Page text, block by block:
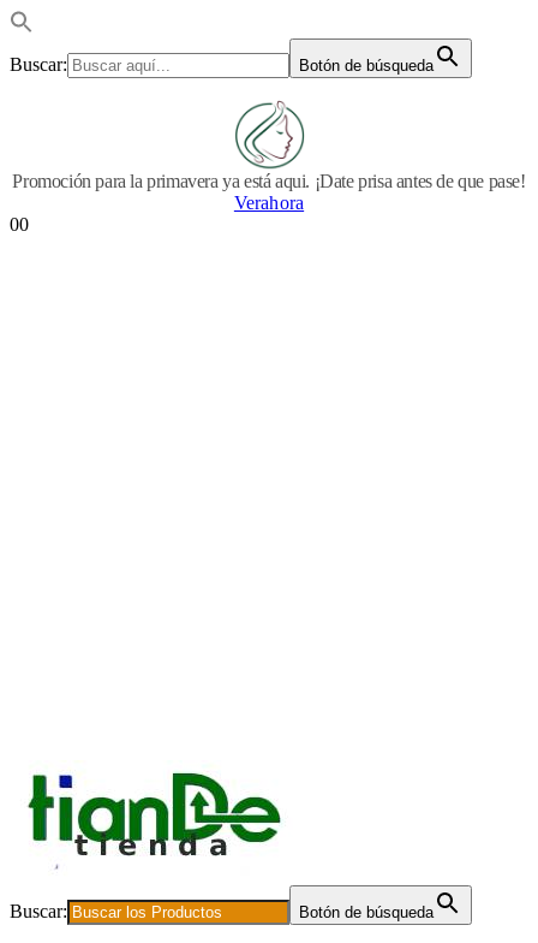
Buscar: Botón de búsqueda
Promoción para la primavera ya está aqui. ¡Date prisa antes de que pase!
Verahora
00
Buscar: Botón de búsqueda